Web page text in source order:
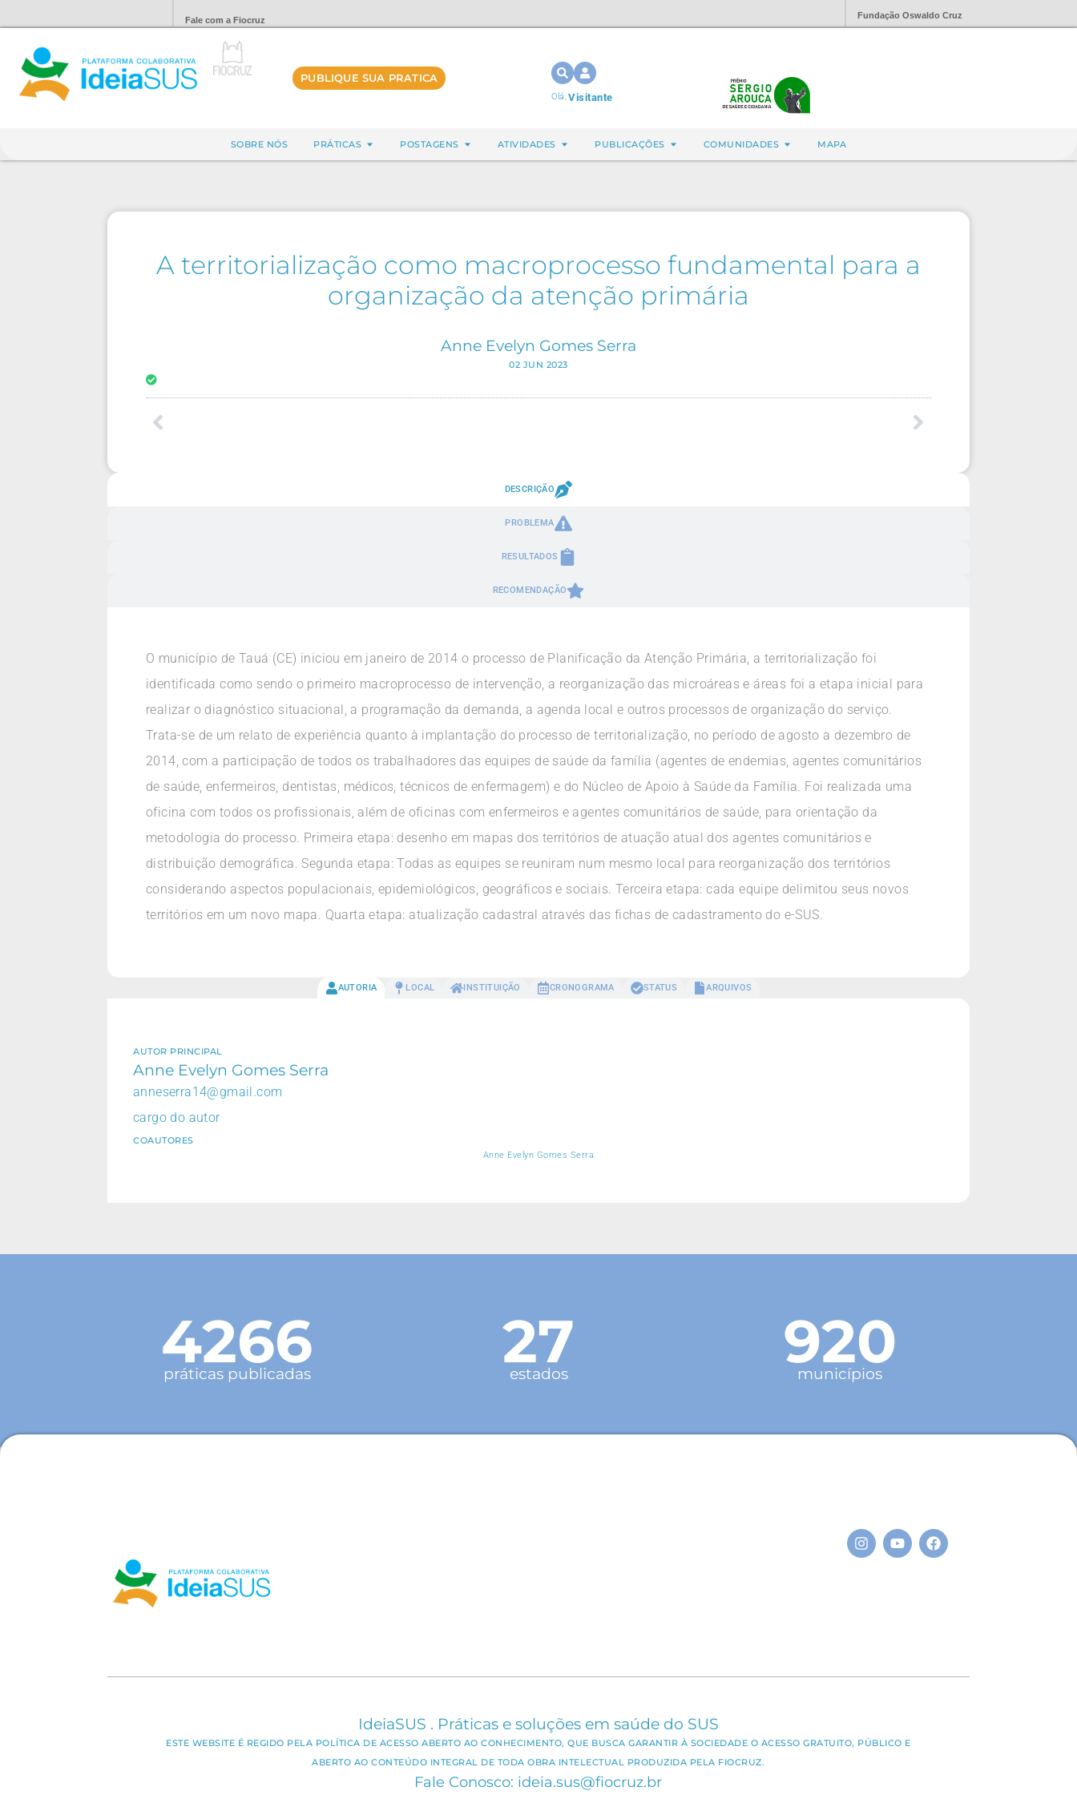
Fale com a Fiocruz Fundação Oswaldo Cruz
PUBLIQUE SUA PRATICA
Olá,Visitante
SOBRE NÓS PRÁTICAS POSTAGENS ATIVIDADES PUBLICAÇÕES COMUNIDADES MAPA
A territorialização como macroprocesso fundamental para a
organização da atenção primária
Anne Evelyn Gomes Serra
02 JUN 2023
DESCRIÇÃO
PROBLEMA
RESULTADOS
RECOMENDAÇÃO
O município de Tauá (CE) iniciou em janeiro de 2014 o processo de Planificação da Atenção Primária, a territorialização foi
identificada como sendo o primeiro macroprocesso de intervenção, a reorganização das microáreas e áreas foi a etapa inicial para
realizar o diagnóstico situacional, a programação da demanda, a agenda local e outros processos de organização do serviço.
Trata-se de um relato de experiência quanto à implantação do processo de territorialização, no período de agosto a dezembro de
2014, com a participação de todos os trabalhadores das equipes de saúde da família (agentes de endemias, agentes comunitários
de saúde, enfermeiros, dentistas, médicos, técnicos de enfermagem) e do Núcleo de Apoio à Saúde da Família. Foi realizada uma
oficina com todos os profissionais, além de oficinas com enfermeiros e agentes comunitários de saúde, para orientação da
metodologia do processo. Primeira etapa: desenho em mapas dos territórios de atuação atual dos agentes comunitários e
distribuição demográfica. Segunda etapa: Todas as equipes se reuniram num mesmo local para reorganização dos territórios
considerando aspectos populacionais, epidemiológicos, geográficos e sociais. Terceira etapa: cada equipe delimitou seus novos
territórios em um novo mapa. Quarta etapa: atualização cadastral através das fichas de cadastramento do e-SUS.
AUTORIA LOCAL INSTITUIÇÃO CRONOGRAMA STATUS ARQUIVOS
AUTOR PRINCIPAL
Anne Evelyn Gomes Serra
anneserra14@gmail.com
cargo do autor
COAUTORES
Anne Evelyn Gomes Serra
4266
práticas publicadas 27
estados 920
municípios
IdeiaSUS . Práticas e soluções em saúde do SUS
ESTE WEBSITE É REGIDO PELA POLÍTICA DE ACESSO ABERTO AO CONHECIMENTO, QUE BUSCA GARANTIR À SOCIEDADE O ACESSO GRATUITO, PÚBLICO E
ABERTO AO CONTEÚDO INTEGRAL DE TODA OBRA INTELECTUAL PRODUZIDA PELA FIOCRUZ.
Fale Conosco: ideia.sus@fiocruz.br